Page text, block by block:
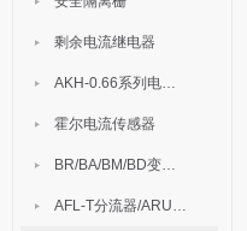
剩余电流继电器
AKH-0.66系列电流互感器
霍尔电流传感器
BR/BA/BM/BD变送器
AFL-T分流器/ARU浪涌保护器